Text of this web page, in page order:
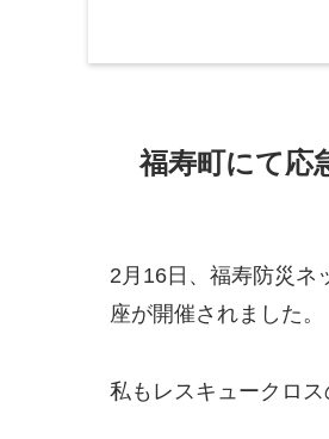
福寿町にて応
2月16日、福寿防災ネ
座が開催されました。
私もレスキュークロ